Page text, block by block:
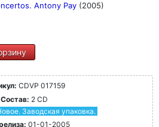
Antony Pay (2005)
CDVP 017159
Состав: 2 CD
Заводская упаковка.
01-01-2005